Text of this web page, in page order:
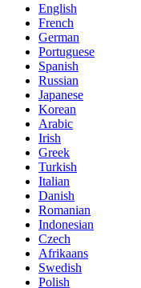
English
French
German
Portuguese
Spanish
Russian
Japanese
Korean
Arabic
Irish
Greek
Turkish
Italian
Danish
Romanian
Indonesian
Czech
Afrikaans
Swedish
Polish